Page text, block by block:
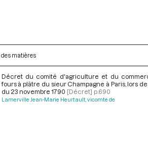
des matières
Décret du comité d'agriculture et du
fours à plâtre du sieur Champagne à Paris, lors
du 23 novembre 1790 [Décret] p.690
Lamerville Jean-Marie Heurtault, vicomte de